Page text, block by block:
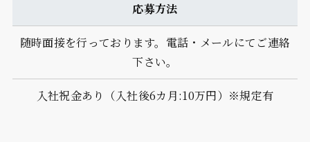
応募方法
随時面接を行っております。電話・メールにてご連絡
下さい。
入社祝金あり（入社後6カ月:10万円）※規定有